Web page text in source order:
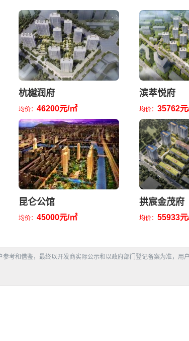
杭樾润府
均价： 46200元/㎡
滨萃悦府
均价： 35762
昆仑公馆
均价： 45000元/㎡
拱宸金茂府
均价： 55933
考和借鉴，最终以开发商实际公示和以政府部门登记备案为准，用